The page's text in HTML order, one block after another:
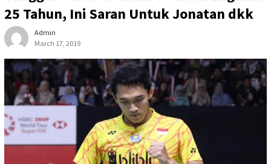
25 Tahun, Ini Saran Untuk Jonatan dkk
Admin
March 17, 2019